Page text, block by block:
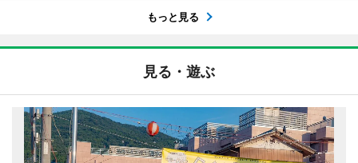
もっと見る
見る・遊ぶ